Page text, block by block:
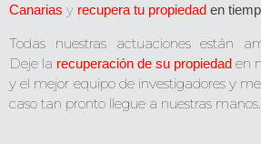
Canarias y recupera tu propiedad en
Todas nuestras actuaciones están
Deje la recuperación de su propiedad en
y el mejor equipo de investigadores y
caso tan pronto llegue a nuestras manos.